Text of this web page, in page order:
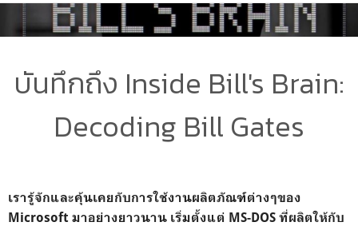
บันทึกถึง Inside Bill's Brain:
Decoding Bill Gates
เรารู้จักและคุ้นเคยกับการใช้งานผลิตภัณฑ์ต่างๆของ
Microsoft มาอย่างยาวนาน เริ่มตั้งแต่ MS-DOS ที่ผลิตให้กับ